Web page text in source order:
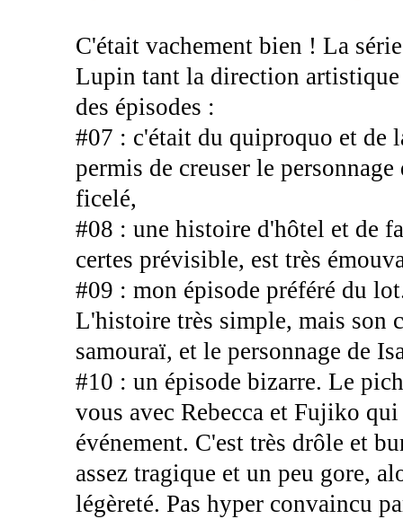
C'était vachement bien ! La
Lupin tant la direction
des épisodes :
#07 : c'était du quiproquo et de
permis de creuser le
ficelé,
#08 : une histoire d'hôtel et de
certes prévisible, est très
#09 : mon épisode préféré du
L'histoire très simple, mais son
samouraï, et le personnage de
#10 : un épisode bizarre. Le
vous avec Rebecca et Fujiko
événement. C'est très drôle et
assez tragique et un peu gore,
légèreté. Pas hyper convaincu